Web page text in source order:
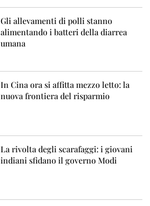
Gli allevamenti di polli stanno
alimentando i batteri della diarrea
umana
In Cina ora si affitta mezzo letto: la
nuova frontiera del risparmio
La rivolta degli scarafaggi: i giovani
indiani sfidano il governo Modi